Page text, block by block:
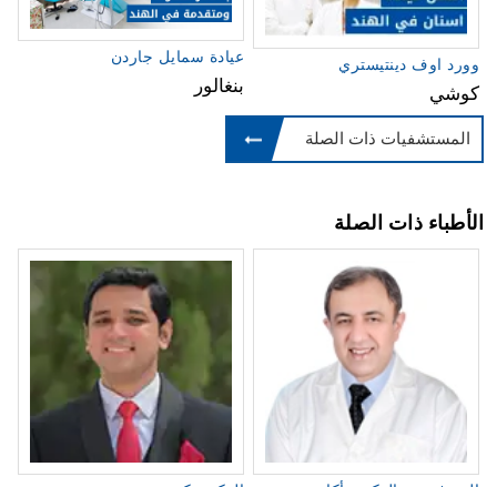
عيادة سمايل جاردن
بنغالور
وورد اوف دينتيستري
كوشي
المستشفيات ذات الصلة
الأطباء ذات الصلة